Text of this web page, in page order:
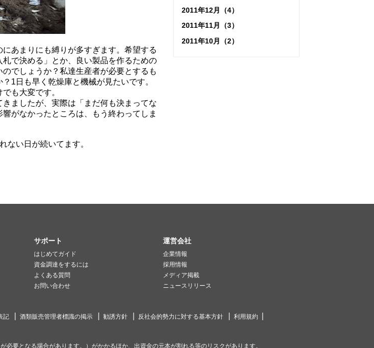
あまりにも縛りが多すぎます。希望する
で決める」とか、良い製品を作るための
でしょうか？私達生産者が必要とするも
1日も早く乾燥庫と機械が見たいです。
も大変です。
ましたが、実際は「まだ何も決まってな
がなかったところは、もう終わってしま
ない日が続いてます。
2011年12月（4）
2011年11月（3）
2011年10月（2）
サポート
はじめてガイド
資金調達をするには
よくある質問
お問い合わせ
運営会社
企業情報
採用情報
メディア掲載
ニュースリリース
記 酒類販売管理者標識の掲示 勧誘方針 反社会的勢力に対する基本方針 利用規約
要となる場合があります。）がかかるほか、出資金の元本が割れる等のリスクがあります。